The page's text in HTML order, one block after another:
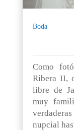
Boda
Como
Ribera II,
libre de
muy
nupcial